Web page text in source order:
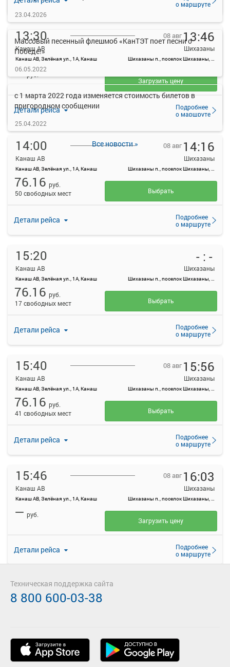
о маршруте
13:30
Канаш АВ
Канаш АВ, Зелёная ул., 1А, Канаш
08 авг13:46
Шихазаны
Шихазаны п., поселок Шихазаны, Россия
Детали рейса
Подробнее
о маршруте
—
Загрузить цену
14:00
Канаш АВ
Канаш АВ, Зелёная ул., 1А, Канаш
08 авг 14:16
Шихазаны
Шихазаны п., поселок Шихазаны, Россия
Детали рейса
Подробнее
о маршруте
76.16 руб.
50 свободных мест
Выбрать
15:20
Канаш АВ
Канаш АВ, Зелёная ул., 1А, Канаш
- : -
Шихазаны
Шихазаны п., поселок Шихазаны, Россия
Детали рейса
Подробнее
о маршруте
76.16 руб.
17 свободных мест
Выбрать
15:40
Канаш АВ
Канаш АВ, Зелёная ул., 1А, Канаш
08 авг 15:56
Шихазаны
Шихазаны п., поселок Шихазаны, Россия
Детали рейса
Подробнее
о маршруте
76.16 руб.
41 свободных мест
Выбрать
15:46
Канаш АВ
Канаш АВ, Зелёная ул., 1А, Канаш
08 авг 16:03
Шихазаны
Шихазаны п., поселок Шихазаны, Россия
Детали рейса
Подробнее
о маршруте
— руб.
Загрузить цену
17:21
Канаш АВ
Детали рейса
о маршруте
23.04.2026
Массовый песенный флешмоб «КанТЭТ поет песни о
Победе!»
06.05.2022
с 1 марта 2022 года изменяется стоимость билетов в
пригородном сообщении
25.04.2022
Все новости »
Техническая поддержка сайта
8 800 600-03-38